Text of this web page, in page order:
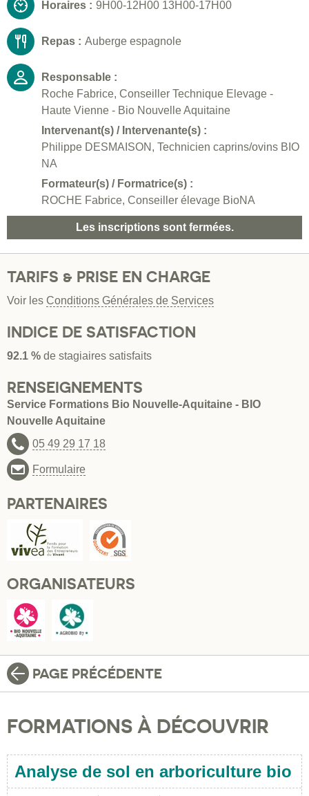
Horaires : 9H00-12H00 13H00-17H00
Repas : Auberge espagnole
Responsable :
Roche Fabrice, Conseiller Technique Elevage -
Haute Vienne - Bio Nouvelle Aquitaine
Intervenant(s) / Intervenante(s) :
Philippe DESMAISON, Technicien caprins/ovins BIO
NA
Formateur(s) / Formatrice(s) :
ROCHE Fabrice, Conseiller élevage BioNA
Les inscriptions sont fermées.
TARIFS & PRISE EN CHARGE
Voir les Conditions Générales de Services
INDICE DE SATISFACTION
92.1 % de stagiaires satisfaits
RENSEIGNEMENTS
Service Formations Bio Nouvelle-Aquitaine - BIO
Nouvelle Aquitaine
05 49 29 17 18
Formulaire
PARTENAIRES
ORGANISATEURS
PAGE PRÉCÉDENTE
FORMATIONS À DÉCOUVRIR
Analyse de sol en arboriculture bio